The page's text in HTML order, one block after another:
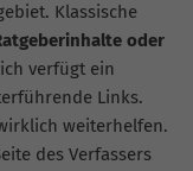
Klassische
oder
verfügt ein
Links.
weiterhelfen.
des Verfassers